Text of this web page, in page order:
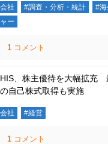
社 #調査・分析・統計 #海
ー
1 コメント
HIS、株主優待を大幅拡充
の自己株式取得も実施
社 #経営
1 コメント